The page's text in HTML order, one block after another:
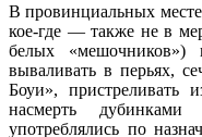
В провинциальных
кое-где — также не в
белых «мешочников»)
вываливать в перьях,
Боуи», пристреливать
насмерть
употреблялись по